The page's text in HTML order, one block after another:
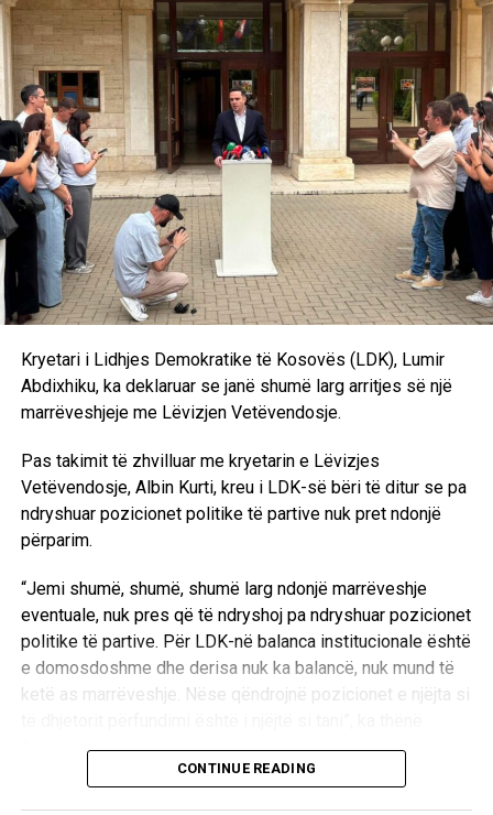
Kosovës, mirëpo vijmë sërish tek problemi i zgjedhjes së
presidentit, kjo është një formulë tashmë e sprovuar dhe
me metoda të njëjta nuk mund të kemi rezultate të tjera.
Andaj kjo do të shpjerë të pashmangshëm drejt
shpërndarjes së Kuvendit. Marrëveshjen politike nuk e
kemi ende. Pritjet janë të ndryshme, qëndrimet nuk
përputhen dhe është bindja ime që ka një dallim drastik
midis rezultatit zgjedhor dhe kërkesave të Lidhjes
Demokratike të Kosovës”, deklaroi Kurti pas takimit me
Abdixhikun. /Ekonomia Online/
Kryetari i Lidhjes Demokratike të Kosovës (LDK), Lumir
Abdixhiku, ka deklaruar se janë shumë larg arritjes së një
marrëveshjeje me Lëvizjen Vetëvendosje.
Pas takimit të zhvilluar me kryetarin e Lëvizjes
Vetëvendosje, Albin Kurti, kreu i LDK-së bëri të ditur se pa
ndryshuar pozicionet politike të partive nuk pret ndonjë
përparim.
“Jemi shumë, shumë, shumë larg ndonjë marrëveshje
eventuale, nuk pres që të ndryshoj pa ndryshuar pozicionet
politike të partive. Për LDK-në balanca institucionale është
e domosdoshme dhe derisa nuk ka balancë, nuk mund të
ketë as marrëveshje. Nëse qëndrojnë pozicionet e njëjta si
Abdixhiku.
CONTINUE READING